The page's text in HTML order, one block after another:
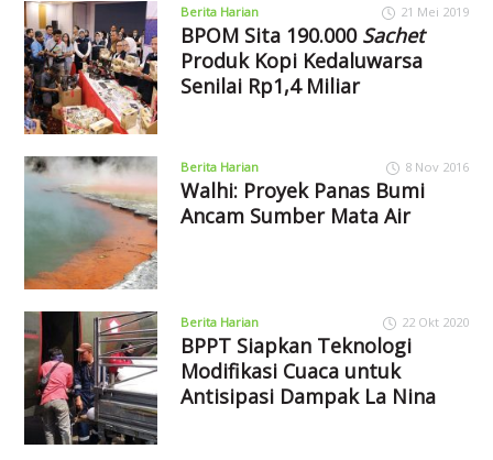
Berita Harian 21 Mei 2019
BPOM Sita 190.000 Sachet
Produk Kopi Kedaluwarsa
Senilai Rp1,4 Miliar
Berita Harian 8 Nov 2016
Walhi: Proyek Panas Bumi
Ancam Sumber Mata Air
Berita Harian 22 Okt 2020
BPPT Siapkan Teknologi
Modifikasi Cuaca untuk
Antisipasi Dampak La Nina